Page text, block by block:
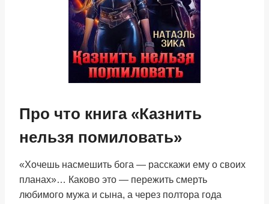
Про что книга «Казнить
нельзя помиловать»
«Хочешь насмешить бога — расскажи ему о своих
планах»… Каково это — пережить смерть
любимого мужа и сына, а через полтора года